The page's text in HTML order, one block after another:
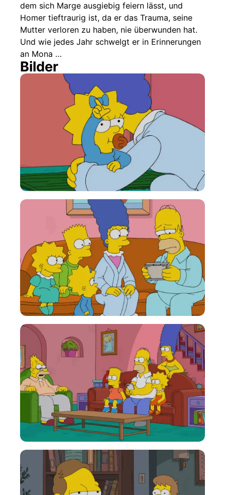
Sendetermine
Nächste / Vorherige Folge
dem sich Marge ausgiebig feiern lässt, und
Homer tieftraurig ist, da er das Trauma, seine
Mutter verloren zu haben, nie überwunden hat.
Und wie jedes Jahr schwelgt er in Erinnerungen
an Mona …
Bilder